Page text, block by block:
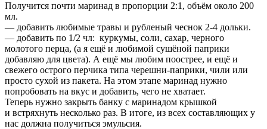
Получится почти маринад в пропорции 2:1, объём около 200
мл.
— добавить любимые травы и рубленый чеснок 2-4 дольки.
— добавить по 1/2 чл: куркумы, соли, сахар, черного
молотого перца, (а я ещё и любимой сушёной паприки
добавляю для цвета). А ещё мы любим поострее, и ещё и
свежего острого перчика типа черешни-паприки, чили или
просто сухой из пакета. На этом этапе маринад нужно
попробовать на вкус и добавить, чего не хватает.
Теперь нужно закрыть банку с маринадом крышкой
и встряхнуть несколько раз. В итоге, из всех составляющих у
нас должна получиться эмульсия.